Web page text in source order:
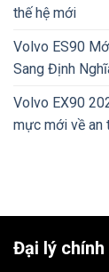
thế hệ mới
Volvo ES90
Sang Định
Volvo EX90
mực mới về an
Đại lý